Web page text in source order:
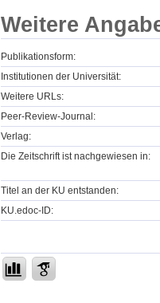
Weitere
Publikationsform:
Institutionen der Universität:
Weitere URLs:
Peer-Review-Journal:
Verlag:
Die Zeitschrift ist nachgewiesen in:
Titel an der KU entstanden:
KU.edoc-ID: